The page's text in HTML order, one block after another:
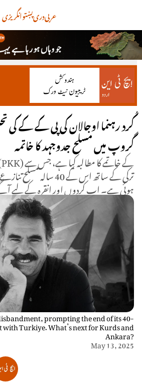
انگریزیپښتودریعربی
کُرد رہنما اوجالان کی پی کے کے کی
گروپ میں مسلح جدوجہد کا خاتمہ
ترکی کے ساتھ اس کے 40
ہوئی ہے۔ اب کردوں اور انقرہ کے لیے
prompting the end of its 40-
Turkiye. What’s next for Kurds and
Ankara?
May 13, 2025